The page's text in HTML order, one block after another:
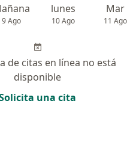
9 Ago
lunes
10 Ago
Mar
11 Ago
de citas en línea no está
disponible
una cita